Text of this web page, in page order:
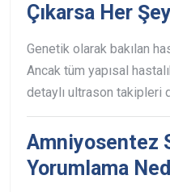
Çıkarsa Her
Genetik olarak bakılan
Ancak tüm yapısal
detaylı ultrason takipleri
Amniyosentez
Yorumlama